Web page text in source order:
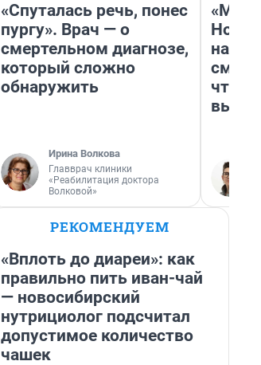
«Спуталась речь, понес
пургу». Врач — о
смертельном диагнозе,
который сложно
обнаружить
Ирина Волкова
Главврач клиники
«Реабилитация доктора
Волковой»
«Мы
РЕКОМЕНДУЕМ
«Вплоть до диареи»: как
правильно пить иван-чай
— новосибирский
нутрициолог подсчитал
допустимое количество
чашек